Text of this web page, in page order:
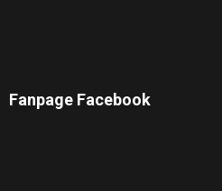
Fanpage Facebook